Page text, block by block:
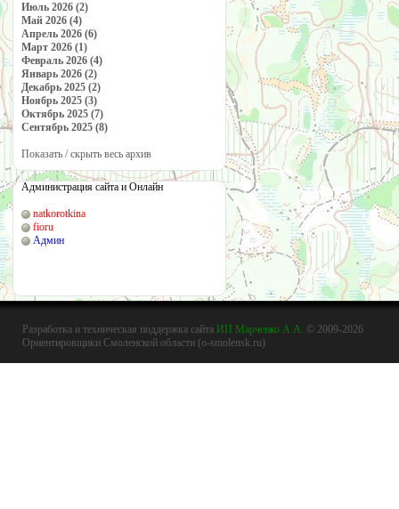
Июль 2026 (2)
Май 2026 (4)
Апрель 2026 (6)
Март 2026 (1)
Февраль 2026 (4)
Январь 2026 (2)
Декабрь 2025 (2)
Ноябрь 2025 (3)
Октябрь 2025 (7)
Сентябрь 2025 (8)
Показать / скрыть весь архив
Администрация сайта и Онлайн
natkorotkina
fioru
Админ
Разработка и техническая поддержка сайта ИП Марченко А.А. © 2009-2026
Ориентировщики Смоленской области (o-smolensk.ru)